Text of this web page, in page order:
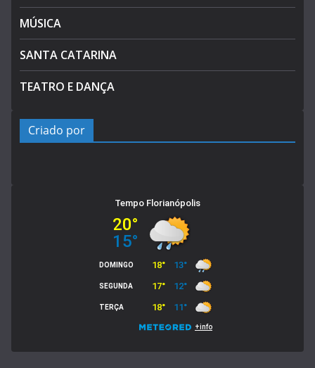
MÚSICA
SANTA CATARINA
TEATRO E DANÇA
Criado por